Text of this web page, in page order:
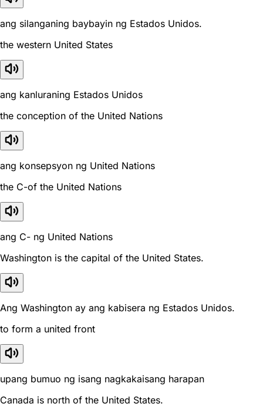
ang silanganing baybayin ng Estados Unidos.
the western United States
ang kanluraning Estados Unidos
the conception of the United Nations
ang konsepsyon ng United Nations
the C-of the United Nations
ang C- ng United Nations
Washington is the capital of the United States.
Ang Washington ay ang kabisera ng Estados Unidos.
to form a united front
upang bumuo ng isang nagkakaisang harapan
Canada is north of the United States.